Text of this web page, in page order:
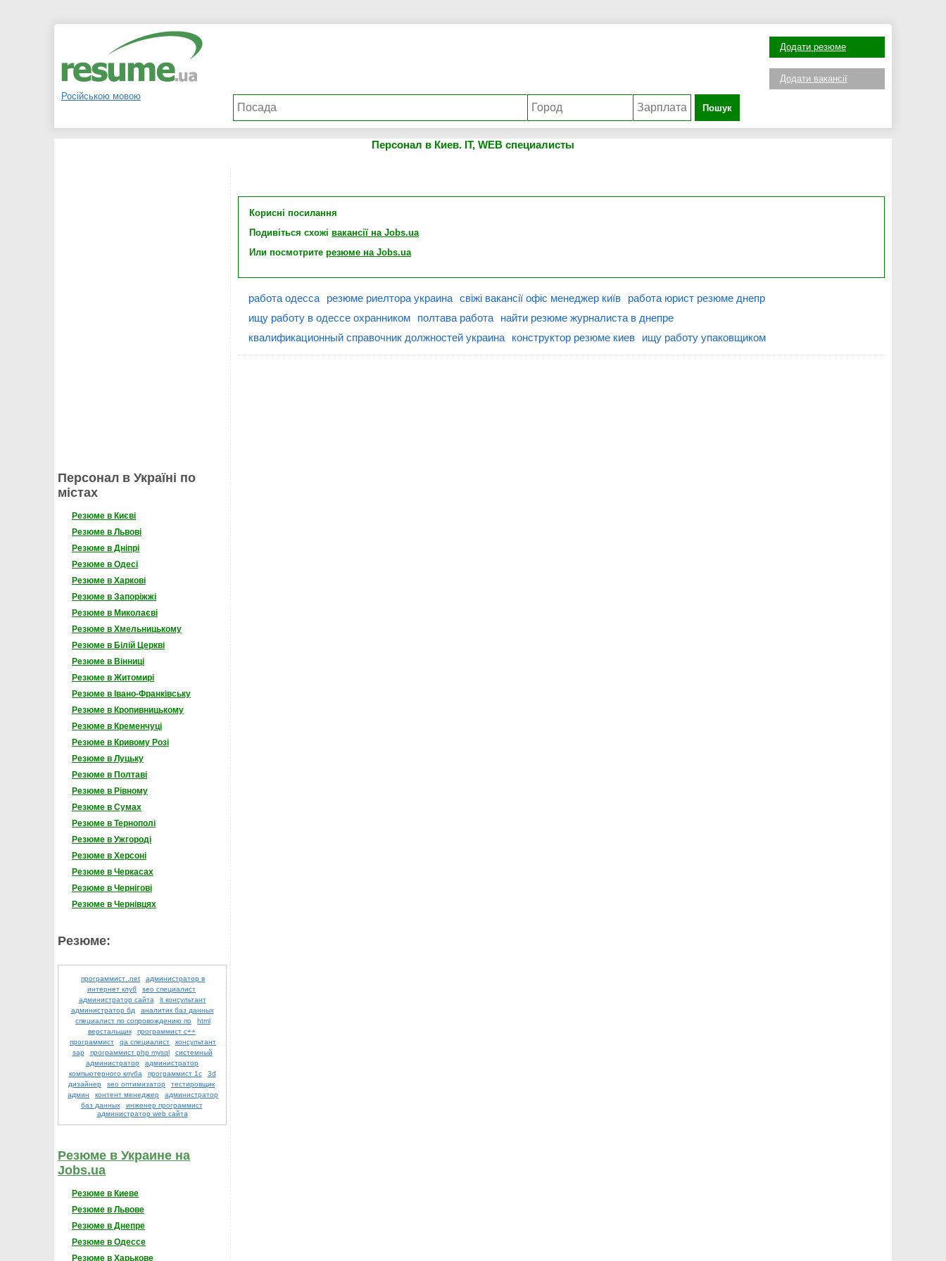
Російською мовою
Пошук
Додати резюме
Додати вакансії
Персонал в Киев. IT, WEB специалисты
Персонал в Україні по
містах
Резюме в Києві
Резюме в Львові
Резюме в Дніпрі
Резюме в Одесі
Резюме в Харкові
Резюме в Запоріжжі
Резюме в Миколаєві
Резюме в Хмельницькому
Резюме в Білій Церкві
Резюме в Вінниці
Резюме в Житомирі
Резюме в Івано-Франківську
Резюме в Кропивницькому
Резюме в Кременчуці
Резюме в Кривому Розі
Резюме в Луцьку
Резюме в Полтаві
Резюме в Рівному
Резюме в Сумах
Резюме в Тернополі
Резюме в Ужгороді
Резюме в Херсоні
Резюме в Черкасах
Резюме в Чернігові
Резюме в Чернівцях
Резюме:
программист .net
администратор в
интернет клуб
seo специалист
администратор сайта
it консультант
администратор бд
аналитик баз данных
специалист по сопровождению по
html
верстальщик
программист с++
программист
qa специалист
консультант
sap
программист php mysql
системный
администратор
администратор
компьютерного клуба
программист 1с
3d
дизайнер
seo оптимизатор
тестировщик
админ
контент менеджер
администратор
баз данных
инженер программист
администратор web сайта
Резюме в Украине на
Jobs.ua
Резюме в Киеве
Резюме в Львове
Резюме в Днепре
Резюме в Одессе
Резюме в Харькове
Корисні посилання
Подивіться схожі вакансії на Jobs.ua
Или посмотрите резюме на Jobs.ua
работа одесса резюме риелтора украина свіжі вакансії офіс менеджер київ
работа юрист резюме днепр
ищу работу в одессе охранником
полтава работа
найти резюме журналиста в днепре
квалификационный справочник должностей украина
конструктор резюме киев ищу работу упаковщиком